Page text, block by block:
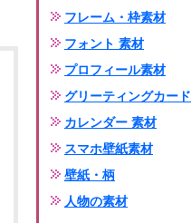
フレーム・枠素材
フォント 素材
プロフィール素材
グリーティングカード
カレンダー 素材
スマホ壁紙素材
壁紙・柄
人物の素材